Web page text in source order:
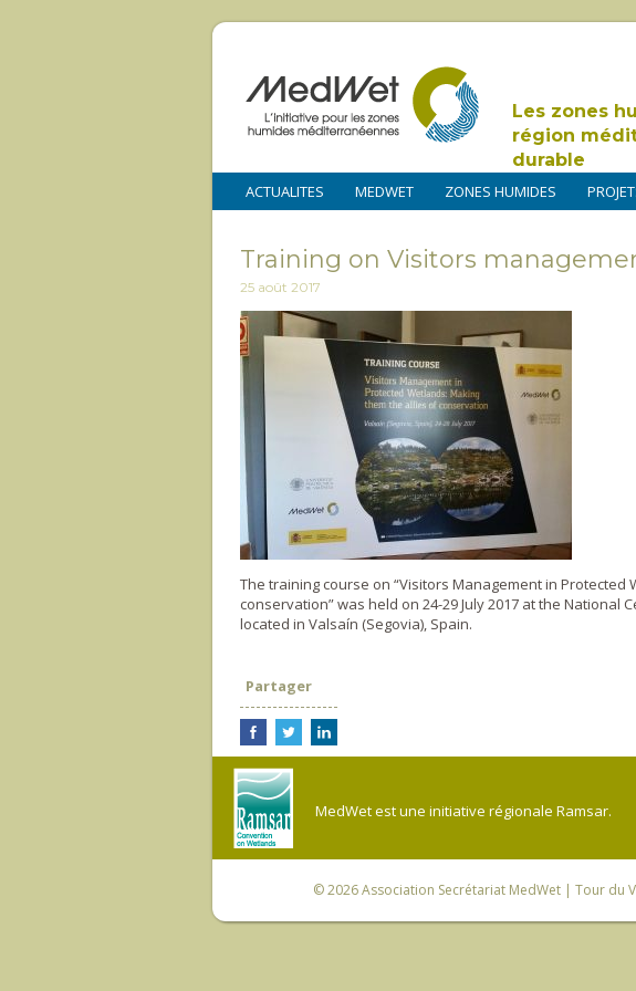
Les zones
région
durable
ACTUALITES MEDWET ZONES HUMIDES
Training on Visitors
25 août 2017
The training course on “Visitors Management in Protected
conservation” was held on 24-29 July 2017 at the National
located in Valsaín (Segovia), Spain.
Partager
MedWet est une initiative régionale Ramsar.
© 2026Association Secrétariat MedWet | Tour du